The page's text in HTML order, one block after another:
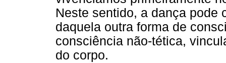
Neste sentido, a dança pode
daquela outra forma de
consciência não-tética,
do corpo.